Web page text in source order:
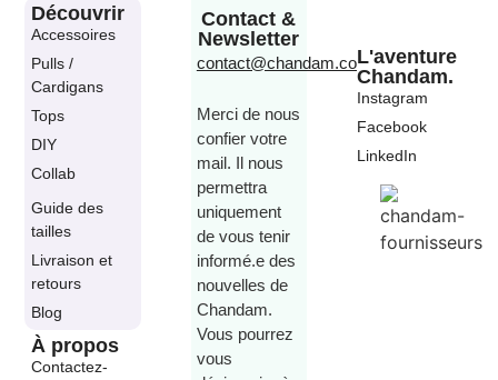
Découvrir
Accessoires
Pulls /
Cardigans
Tops
DIY
Collab
Guide des
tailles
Livraison et
retours
Blog
À propos
Contactez-
Contact &
Newsletter
contact@chandam.co
Merci de nous
confier votre
mail. Il nous
permettra
uniquement
de vous tenir
informé.e des
nouvelles de
Chandam.
Vous pourrez
vous
L'aventure
Chandam.
Instagram
Facebook
LinkedIn